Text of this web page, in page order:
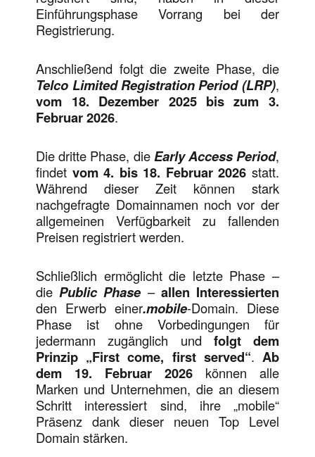
Einführungsphase Vorrang bei der
Registrierung.
Anschließend folgt die zweite Phase, die
Telco Limited Registration Period (LRP),
vom 18. Dezember 2025 bis zum 3.
Februar 2026.
Die dritte Phase, dieEarly Access Period,
findet vom 4. bis 18. Februar 2026 statt.
Während dieser Zeit können stark
nachgefragte Domainnamen noch vor der
allgemeinen Verfügbarkeit zu fallenden
Preisen registriert werden.
Schließlich ermöglicht die letzte Phase –
die Public Phase – allen Interessierten
den Erwerb einer.mobile-Domain. Diese
Phase ist ohne Vorbedingungen für
jedermann zugänglich und folgt dem
Prinzip „First come, first served“. Ab
dem 19. Februar 2026können alle
Marken und Unternehmen, die an diesem
Schritt interessiert sind, ihre „mobile“
Präsenz dank dieser neuen Top Level
Domain stärken.